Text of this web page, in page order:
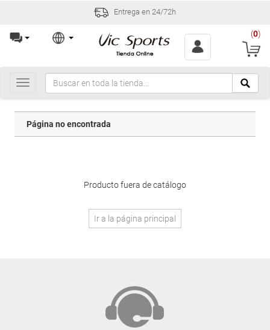
Entrega en 24/72h
(0)
Toggle
navigation
Página no encontrada
Producto fuera de catálogo
Ir a la página principal